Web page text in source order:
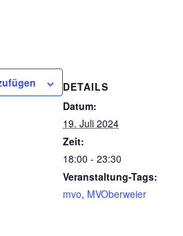
DETAILS
Datum:
19. Juli 2024
Zeit:
18:00 - 23:30
Veranstaltung-Tags:
mvo, MVOberweier